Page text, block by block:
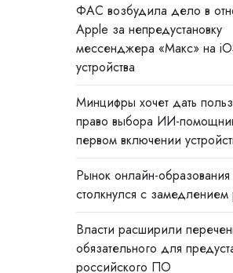
ФАС возбудила дело в
Apple за непредустановку
мессенджера «Макс» на
устройства
Минцифры хочет дать
право выбора ИИ-
первом включении
Рынок онлайн-образования
столкнулся с замедлением
Власти расширили
обязательного для
российского ПО